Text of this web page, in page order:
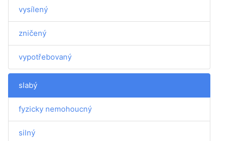
vysílený
zničený
vypotřebovaný
slabý
fyzicky nemohoucný
silný